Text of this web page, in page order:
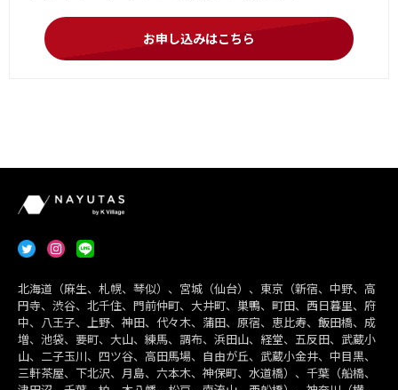
お申し込みはこちら
北海道（麻生、札幌、琴似）、宮城（仙台）、東京（新宿、中野、高
円寺、渋谷、北千住、門前仲町、大井町、巣鴨、町田、西日暮里、府
中、八王子、上野、神田、代々木、蒲田、原宿、恵比寿、飯田橋、成
増、池袋、要町、大山、練馬、調布、浜田山、経堂、五反田、武蔵小
山、二子玉川、四ツ谷、高田馬場、自由が丘、武蔵小金井、中目黒、
三軒茶屋、下北沢、月島、六本木、神保町、水道橋）、千葉（船橋、